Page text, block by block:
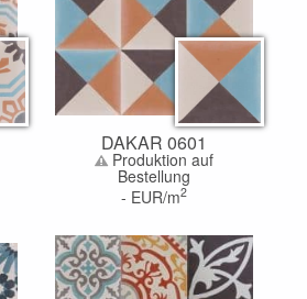
DAKAR 0601
Produktion auf
Bestellung
- EUR/m2